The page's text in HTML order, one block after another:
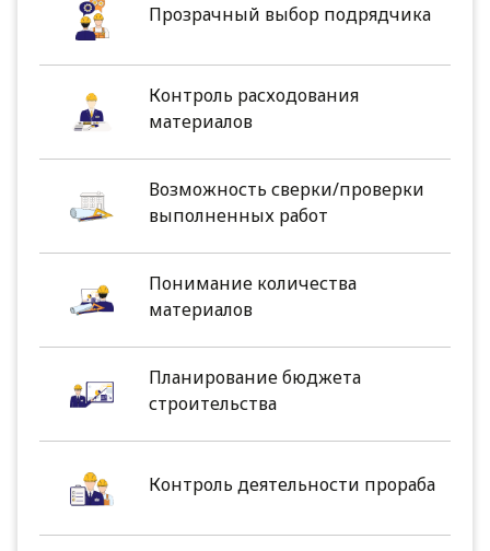
Прозрачный выбор подрядчика
Контроль расходования
материалов
Возможность сверки/проверки
выполненных работ
Понимание количества
материалов
Планирование бюджета
строительства
Контроль деятельности прораба